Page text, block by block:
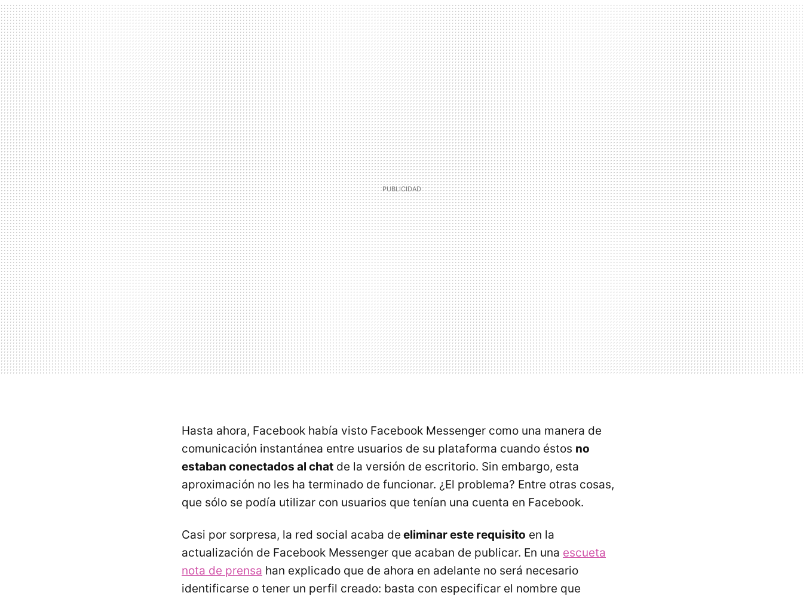
Hasta ahora, Facebook había visto Facebook Messenger como una manera de
comunicación instantánea entre usuarios de su plataforma cuando éstos no
estaban conectados al chat de la versión de escritorio. Sin embargo, esta
aproximación no les ha terminado de funcionar. ¿El problema? Entre otras cosas,
que sólo se podía utilizar con usuarios que tenían una cuenta en Facebook.
Casi por sorpresa, la red social acaba de eliminar este requisito en la
actualización de Facebook Messenger que acaban de publicar. En una escueta
nota de prensa han explicado que de ahora en adelante no será necesario
identificarse o tener un perfil creado: basta con especificar el nombre que